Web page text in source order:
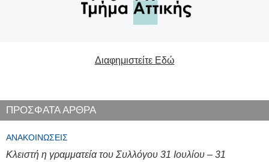
Διαφημιστείτε Εδώ
ΠΡΟΣΦΑΤΑ ΑΡΘΡΑ
ΑΝΑΚΟΙΝΏΣΕΙΣ
Κλειστή η γραμματεία του Συλλόγου 31 Ιουλίου – 31